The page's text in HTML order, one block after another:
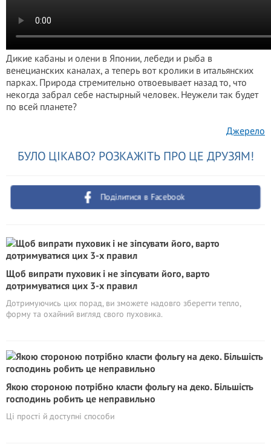
Дикие кабаны и олени в Японии, лебеди и рыба в
венецианских каналах, а теперь вот кролики в итальянских
парках. Природа стремительно отвоевывает назад то, что
некогда забрал себе настырный человек. Неужели так будет
по всей планете?
Джерело
БУЛО ЦІКАВО? РОЗКАЖІТЬ ПРО ЦЕ ДРУЗЯМ!
Поділитися в Facebook
Щоб випрати пуховик і не зіпсувати його, варто
дотримуватися цих 3-х правил
Дотримуючись цих порад, ви зможете надовго зберегти тепло,
форму та охайний вигляд свого пуховика.
Якою стороною потрібно класти фольгу на деко. Більшість
господинь робить це неправильно
Ці прості й доступні способи